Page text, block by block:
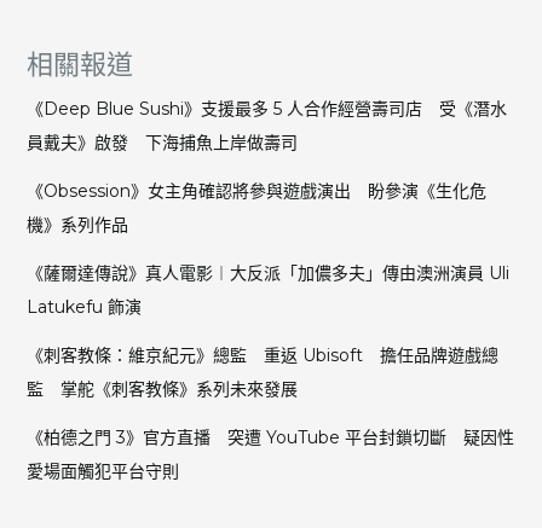
相關報道
《Deep Blue Sushi》支援最多 5 人合作經營壽司店 受《潛水
員戴夫》啟發 下海捕魚上岸做壽司
《Obsession》女主角確認將參與遊戲演出 盼參演《生化危
機》系列作品
《薩爾達傳說》真人電影︱大反派「加儂多夫」傳由澳洲演員 Uli
Latukefu 飾演
《刺客教條：維京紀元》總監 重返 Ubisoft 擔任品牌遊戲總
監 掌舵《刺客教條》系列未來發展
《柏德之門 3》官方直播 突遭 YouTube 平台封鎖切斷 疑因性
愛場面觸犯平台守則